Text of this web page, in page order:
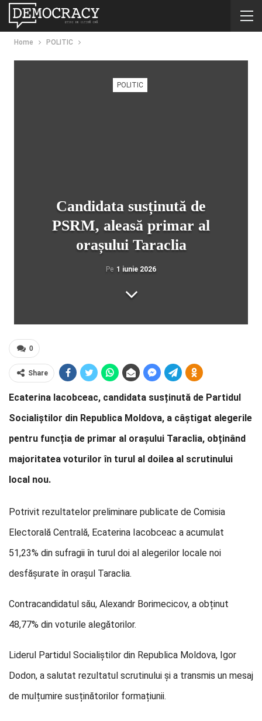
Home POLITIC
POLITIC
Candidata susținută de
PSRM, aleasă primar al
orașului Taraclia
Pe 1 iunie 2026
0
Share
Ecaterina Iacobceac, candidata susținută de Partidul
Socialiștilor din Republica Moldova, a câștigat alegerile
pentru funcția de primar al orașului Taraclia, obținând
majoritatea voturilor în turul al doilea al scrutinului
local nou.
Potrivit rezultatelor preliminare publicate de Comisia
Electorală Centrală, Ecaterina Iacobceac a acumulat
51,23% din sufragii în turul doi al alegerilor locale noi
desfășurate în orașul Taraclia.
Contracandidatul său, Alexandr Borimecicov, a obținut
48,77% din voturile alegătorilor.
Liderul Partidul Socialiștilor din Republica Moldova, Igor
Dodon, a salutat rezultatul scrutinului și a transmis un mesaj
de mulțumire susținătorilor formațiunii.